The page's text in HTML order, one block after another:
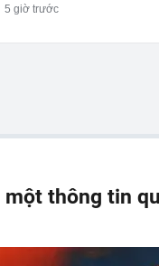
5 giờ trước
thông tin